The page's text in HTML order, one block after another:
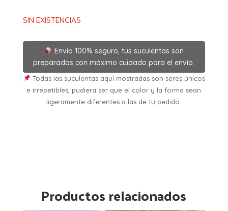
SIN EXISTENCIAS
Envío 100% seguro, tus suculentas son
preparadas con máximo cuidado para el envío.
Todas las suculentas aquí mostradas son seres únicos
e irrepetibles, pudiera ser que el color y la forma sean
ligeramente diferentes a las de tu pedido.
Productos relacionados